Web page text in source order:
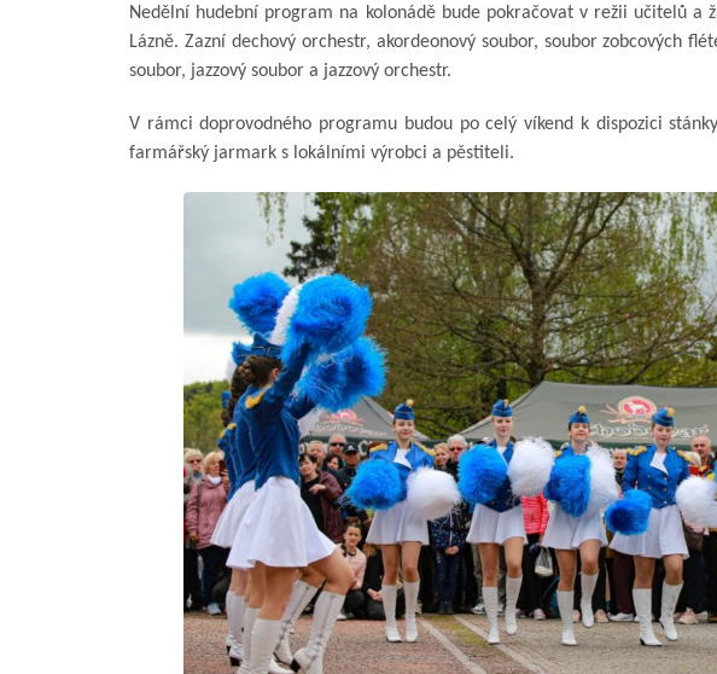
Nedělní hudební program na kolonádě bude pokračovat v režii učitelů a
Lázně. Zazní dechový orchestr, akordeonový soubor, soubor zobcových
soubor, jazzový soubor a jazzový orchestr.
V rámci doprovodného programu budou po celý víkend k dispozici
farmářský jarmark s lokálními výrobci a pěstiteli.